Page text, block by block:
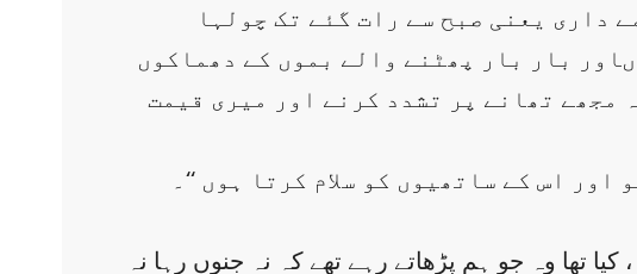
داری یعنی صبح سے رات گئے تک چولہا
بار بار پھٹنے والے بموں کے دھماکوں
مجھے تھانے پر تشدد کرنے اور میری قیمت
اس کے ساتھیوں کو سلام کرتا ہوں ‘‘۔
تھا وہ جو ہم پڑھاتے رہے تھے کہ نہ جنوں رہا نہ